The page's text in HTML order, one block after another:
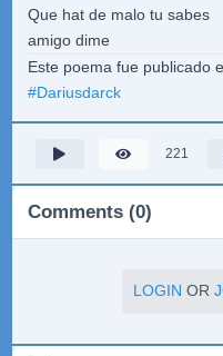
Que hat de malo tu sabes
amigo dime
Este poema fue publicado
#Dariusdarck
221
Comments (0)
LOGIN OR